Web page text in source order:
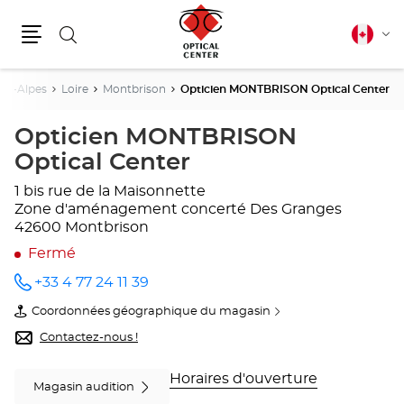
Rechercher
Français
Alpes Loire Montbrison Opticien MONTBRISON Optical Center
Opticien MONTBRISON
Optical Center
1 bis rue de la Maisonnette
Zone d'aménagement concerté Des Granges
42600 Montbrison
Fermé
Appeler
le point
de vente
Opticien
MONTBRISON
+33 4 77 24 11 39
Coordonnées géographique du magasin
du
point
de
MONTBRISON
Contactez-nous !
Magasin audition
Horaires d'ouverture